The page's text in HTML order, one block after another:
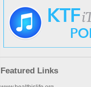
Featured Links